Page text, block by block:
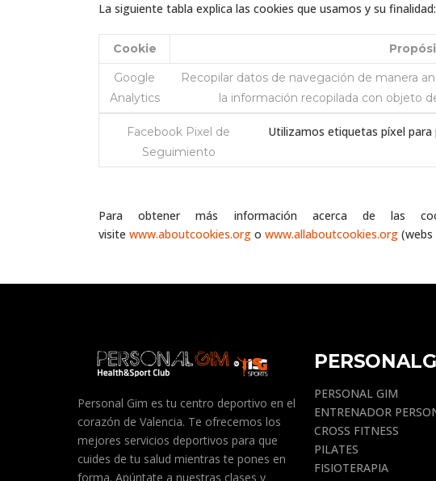
La siguiente tabla explica las cookies que usamos y su finalidad:
Cookie
Google
Analytics
Recopilar datos de navegación de manera
la información recopilada con objeto
Facebook Pixel de
Seguimiento
Utilizamos etiquetas píxel
Para obtener más información acerca de las
visite www.aboutcookies.org o www.allaboutcookies.org (webs
Personal Gim es tu centro deportivo en el
corazón de Valencia. Te ofrecemos los
mejores servicios deportivos para que
cuides de tu salud mientras te pones en
forma. Apúntate a nuestras clases y
PERSONAL GIM
ENTRENADOR
CROSS FITNESS
PILATES
FISIOTERAPIA